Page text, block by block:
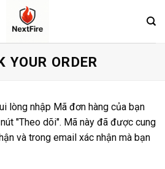
YOUR ORDER
lòng nhập Mã đơn hàng của bạn
"Theo dõi". Mã này đã được cung
và trong email xác nhận mà bạn